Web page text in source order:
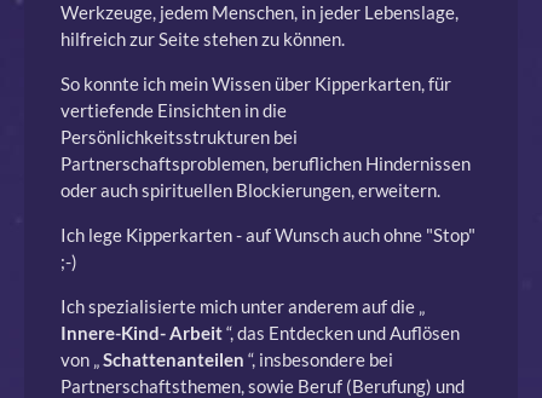
Werkzeuge, jedem Menschen, in jeder Lebenslage,
hilfreich zur Seite stehen zu können.
So konnte ich mein Wissen über Kipperkarten, für
vertiefende Einsichten in die
Persönlichkeitsstrukturen bei
Partnerschaftsproblemen, beruflichen Hindernissen
oder auch spirituellen Blockierungen, erweitern.
Ich lege Kipperkarten - auf Wunsch auch ohne "Stop"
;-)
Ich spezialisierte mich unter anderem auf die „
Innere-Kind-Arbeit“, das Entdecken und Auflösen
von „Schattenanteilen “, insbesondere bei
Partnerschaftsthemen, sowie Beruf (Berufung) und